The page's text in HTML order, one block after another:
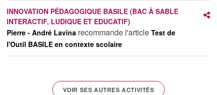
INNOVATION PÉDAGOGIQUE BASILE (BAC À SABLE
INTERACTIF, LUDIQUE ET EDUCATIF)
Pierre - André Lavina recommande l'articleTest de
l'Outil BASILE en contexte scolaire
VOIR SES AUTRES ACTIVITÉS